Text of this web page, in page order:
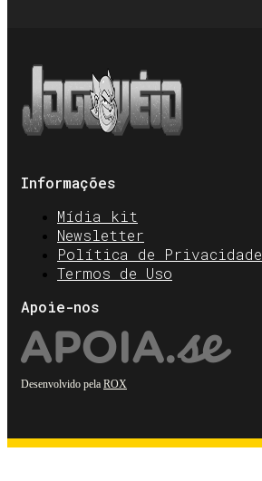
Informações
Mídia kit
Newsletter
Política de Privacidade
Termos de Uso
Apoie-nos
Desenvolvido pela ROX